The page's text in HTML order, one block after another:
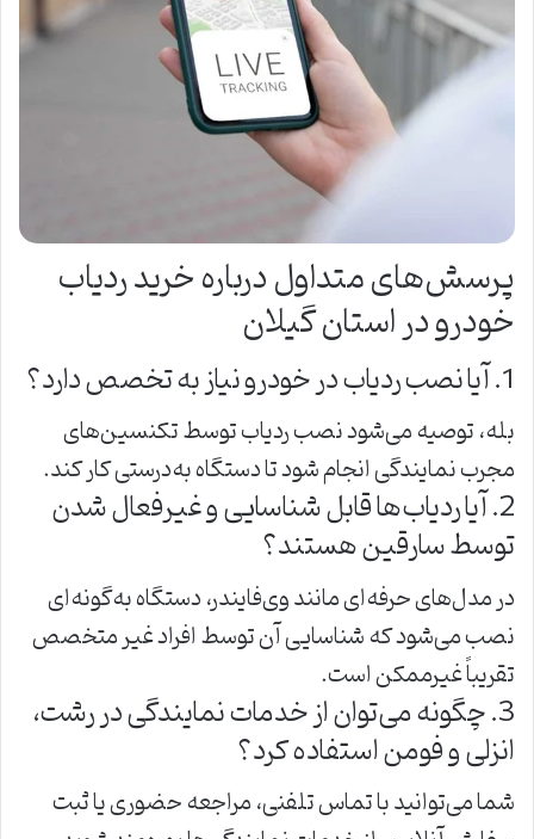
پرسش‌های متداول درباره خرید ردیاب
خودرو در استان گیلان
1. آیا نصب ردیاب در خودرو نیاز به تخصص دارد؟
بله، توصیه می‌شود نصب ردیاب توسط تکنسین‌های
مجرب نمایندگی انجام شود تا دستگاه به‌درستی کار کند.
2. آیا ردیاب‌ها قابل شناسایی و غیرفعال شدن
توسط سارقین هستند؟
در مدل‌های حرفه‌ای مانند وی‌فایندر، دستگاه به‌گونه‌ای
نصب می‌شود که شناسایی آن توسط افراد غیر متخصص
تقریباً غیرممکن است.
3. چگونه می‌توان از خدمات نمایندگی در رشت،
انزلی و فومن استفاده کرد؟
شما می‌توانید با تماس تلفنی، مراجعه حضوری یا ثبت